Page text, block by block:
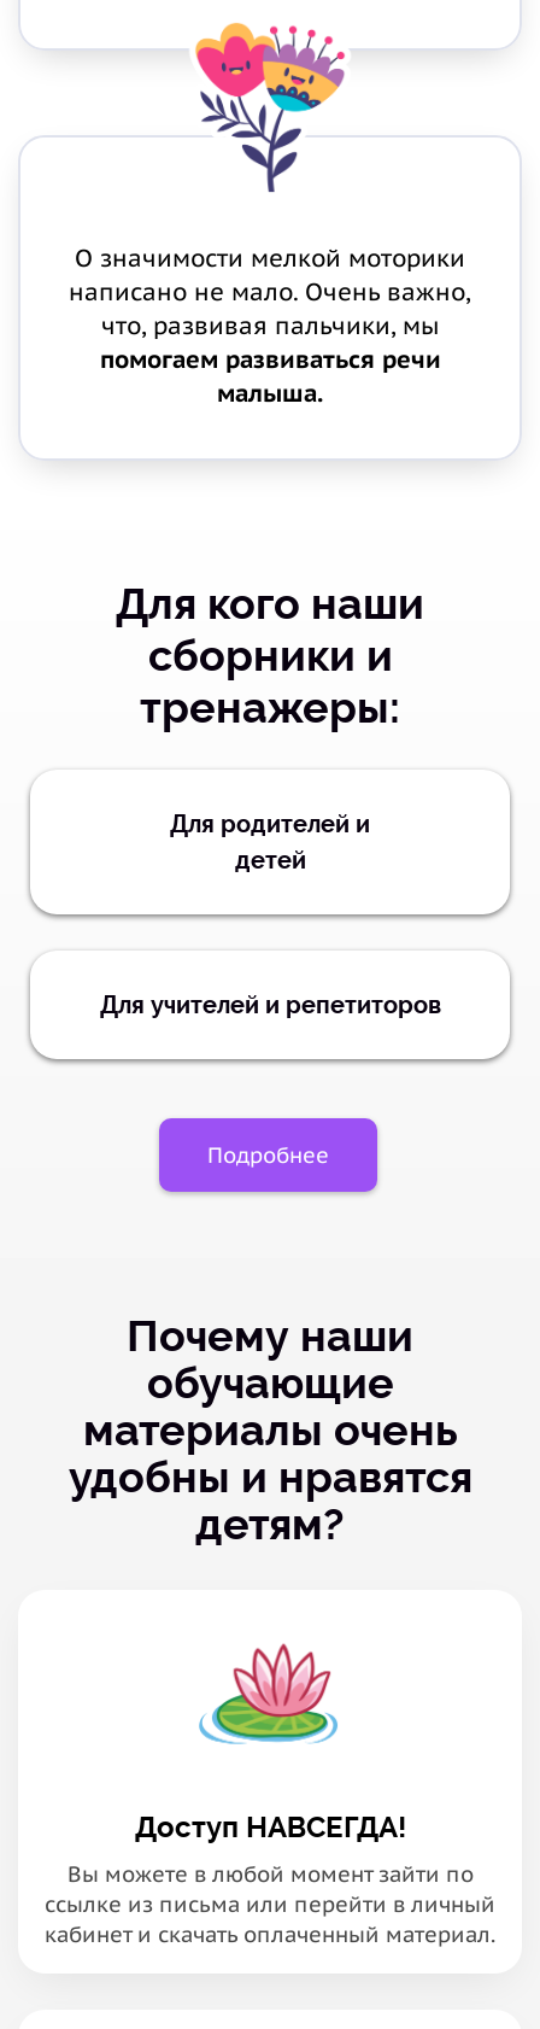
О значимости мелкой моторики
написано не мало. Очень важно,
что, развивая пальчики, мы
помогаем развиваться речи
малыша.
Для кого наши
сборники и
тренажеры:
Для родителей и
детей
Для учителей и репетиторов
Подробнее
Почему наши
обучающие
материалы очень
удобны и нравятся
детям?
Доступ НАВСЕГДА!
Вы можете в любой момент зайти по
ссылке из письма или перейти в личный
кабинет и скачать оплаченный материал.